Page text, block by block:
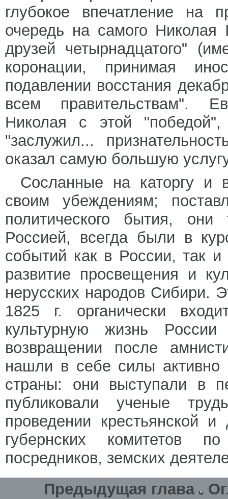
глубокое впечатление на
очередь на самого
друзей четырнадцатого"
коронации, принимая
подавлении восстания
всем правительствам".
Николая с этой
"заслужил...
оказал самую большую
Сосланные на каторгу и
своим убеждениям;
политического бытия,
Россией, всегда были в
событий как в России, так
развитие просвещения и
нерусских народов Сибири.
1825 г. органически
культурную жизнь
возвращении после
нашли в себе силы активно
страны: они выступали в
публиковали ученые
проведении крестьянской
губернских комитетов
посредников, земских
Предыдущая глава